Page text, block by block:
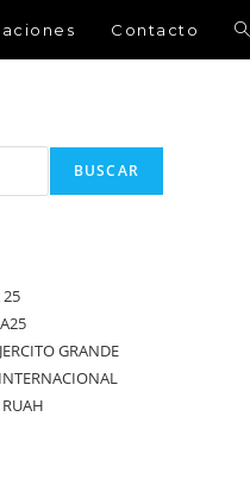
Contacto
BUSCAR
25
GRANDE